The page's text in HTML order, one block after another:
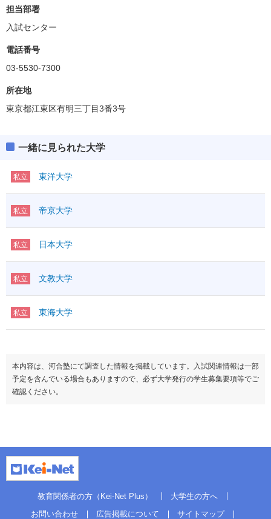
担当部署
入試センター
電話番号
03-5530-7300
所在地
東京都江東区有明三丁目3番3号
一緒に見られた大学
私立 東洋大学
私立 帝京大学
私立 日本大学
私立 文教大学
私立 東海大学
本内容は、河合塾にて調査した情報を掲載しています。入試関連情報は一部
予定を含んでいる場合もありますので、必ず大学発行の学生募集要項等でご
確認ください。
教育関係者の方（Kei-Net Plus）
大学生の方へ
お問い合わせ
広告掲載について サイトマップ